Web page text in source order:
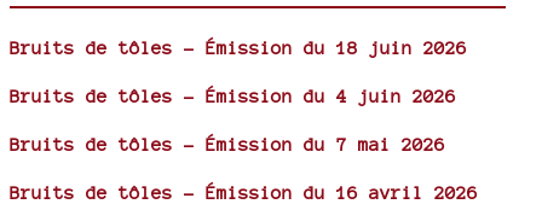
Bruits de tôles - Émission du 18 juin 2026
Bruits de tôles - Émission du 4 juin 2026
Bruits de tôles - Émission du 7 mai 2026
Bruits de tôles - Émission du 16 avril 2026